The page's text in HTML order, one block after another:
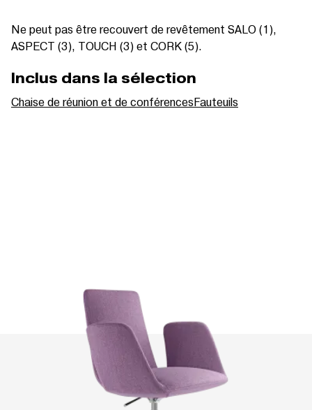
Ne peut pas être recouvert de revêtement SALO (1),
ASPECT (3), TOUCH (3) et CORK (5).
Inclus dans la sélection
Chaise de réunion et de conférencesFauteuils